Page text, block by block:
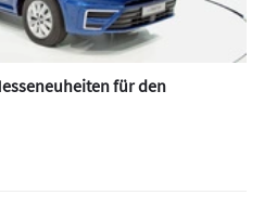
für den